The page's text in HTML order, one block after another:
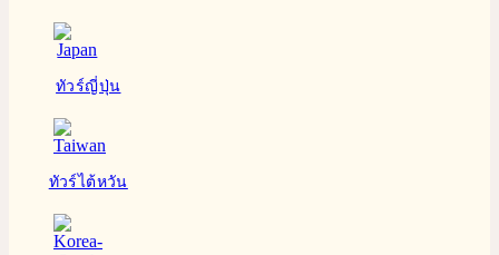
ทัวร์ญี่ปุ่น
ทัวร์ไต้หวัน